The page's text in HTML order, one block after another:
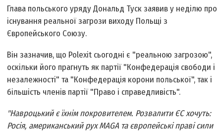
Глава польського уряду Дональд Туск заявив у неділю про
існування реальної загрози виходу Польщі з
Європейського Союзу.
Він зазначив, що Polexit сьогодні є "реальною загрозою",
оскільки його прагнуть як партії "Конфедерація свободи і
незалежності" та "Конфедерація корони польської", так і
більшість членів партії "Право і справедливість".
"Навроцький є їхнім покровителем. Розвалити ЄС хочуть:
Росія, американський рух MAGA та європейські праві сили